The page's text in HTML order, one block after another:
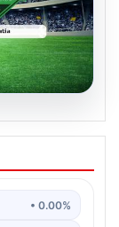
Kritik
• 0.00%